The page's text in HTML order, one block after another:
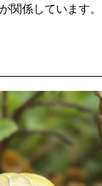
関係しています。